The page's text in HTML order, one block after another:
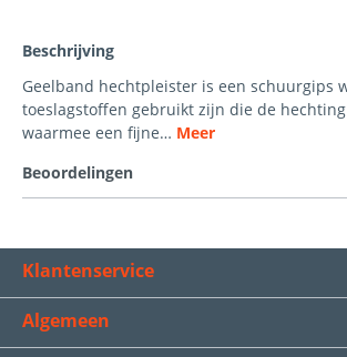
Beschrijving
Geelband hechtpleister is een schuurgips
toeslagstoffen gebruikt zijn die de
waarmee een fijne… Meer
Beoordelingen
Klantenservice
Algemeen